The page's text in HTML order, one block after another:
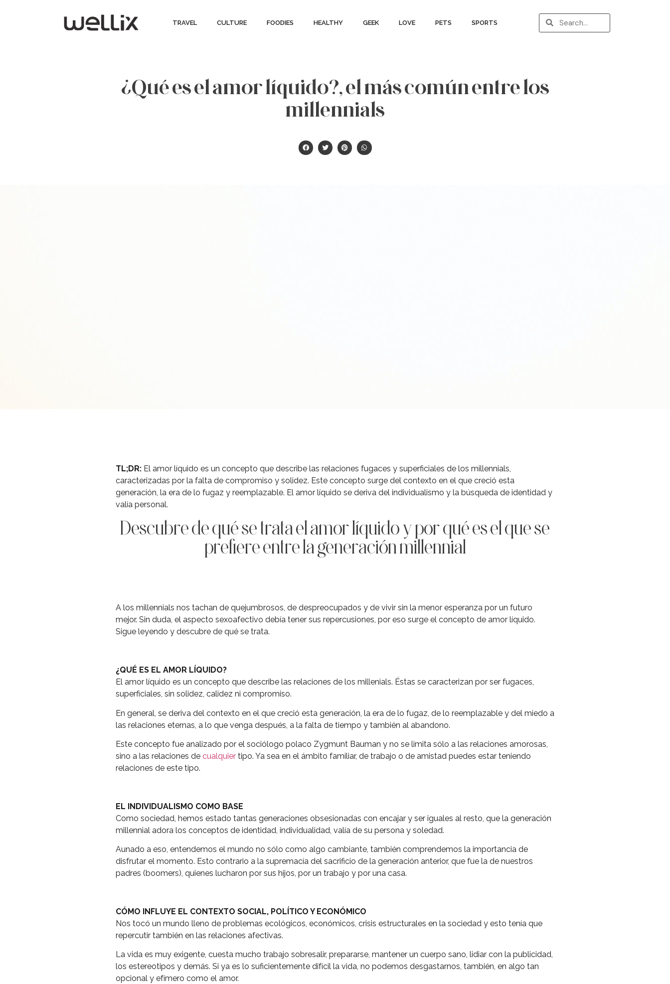
TRAVEL CULTURE FOODIES HEALTHY GEEK LOVE PETS SPORTS
¿Qué es el amor líquido?, el más común entre los
millennials
TL;DR: El amor líquido es un concepto que describe las relaciones fugaces y superficiales de los millennials,
caracterizadas por la falta de compromiso y solidez. Este concepto surge del contexto en el que creció esta
generación, la era de lo fugaz y reemplazable. El amor líquido se deriva del individualismo y la búsqueda de identidad y
valía personal.
Descubre de qué se trata el amor líquido y por qué es el que se
prefiere entre la generación millennial
A los millennials nos tachan de quejumbrosos, de despreocupados y de vivir sin la menor esperanza por un futuro
mejor. Sin duda, el aspecto sexoafectivo debía tener sus repercusiones, por eso surge el concepto de amor líquido.
Sigue leyendo y descubre de qué se trata.
¿QUÉ ES EL AMOR LÍQUIDO?
El amor líquido es un concepto que describe las relaciones de los millenials. Éstas se caracterizan por ser fugaces,
superficiales, sin solidez, calidez ni compromiso.
En general, se deriva del contexto en el que creció esta generación, la era de lo fugaz, de lo reemplazable y del miedo a
las relaciones eternas, a lo que venga después, a la falta de tiempo y también al abandono.
Este concepto fue analizado por el sociólogo polaco Zygmunt Bauman y no se limita sólo a las relaciones amorosas,
sino a las relaciones de cualquier tipo. Ya sea en el ámbito familiar, de trabajo o de amistad puedes estar teniendo
relaciones de este tipo.
EL INDIVIDUALISMO COMO BASE
Como sociedad, hemos estado tantas generaciones obsesionadas con encajar y ser iguales al resto, que la generación
millennial adora los conceptos de identidad, individualidad, valía de su persona y soledad.
Aunado a eso, entendemos el mundo no sólo como algo cambiante, también comprendemos la importancia de
disfrutar el momento. Esto contrario a la supremacía del sacrificio de la generación anterior, que fue la de nuestros
padres (boomers), quienes lucharon por sus hijos, por un trabajo y por una casa.
CÓMO INFLUYE EL CONTEXTO SOCIAL, POLÍTICO Y ECONÓMICO
Nos tocó un mundo lleno de problemas ecológicos, económicos, crisis estructurales en la sociedad y esto tenía que
repercutir también en las relaciones afectivas.
La vida es muy exigente, cuesta mucho trabajo sobresalir, prepararse, mantener un cuerpo sano, lidiar con la publicidad,
los estereotipos y demás. Si ya es lo suficientemente difícil la vida, no podemos desgastarnos, también, en algo tan
opcional y efímero como el amor.